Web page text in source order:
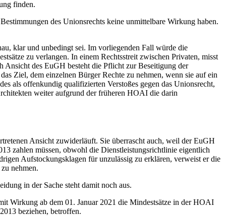
finden.
des Unionsrechts keine unmittelbare Wirkung haben.
klar und unbedingt sei. Im vorliegenden Fall würde die
zu verlangen. In einem Rechtsstreit zwischen Privaten, misst
Ansicht des EuGH besteht die Pflicht zur Beseitigung der
Ziel, dem einzelnen Bürger Rechte zu nehmen, wenn sie auf ein
als offenkundig qualifizierten Verstoßes gegen das Unionsrecht,
weiter aufgrund der früheren HOAI die darin
Ansicht zuwiderläuft. Sie überrascht auch, weil der EuGH
zahlen müssen, obwohl die Dienstleistungsrichtlinie eigentlich
Aufstockungsklagen für unzulässig zu erklären, verweist er die
nehmen.
in der Sache steht damit noch aus.
Wirkung ab dem 01. Januar 2021 die Mindestsätze in der HOAI
beziehen, betroffen.